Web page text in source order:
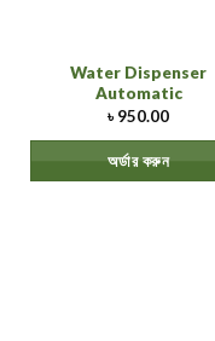
Water Dispenser
Automatic
৳950.00
অর্ডার করুন